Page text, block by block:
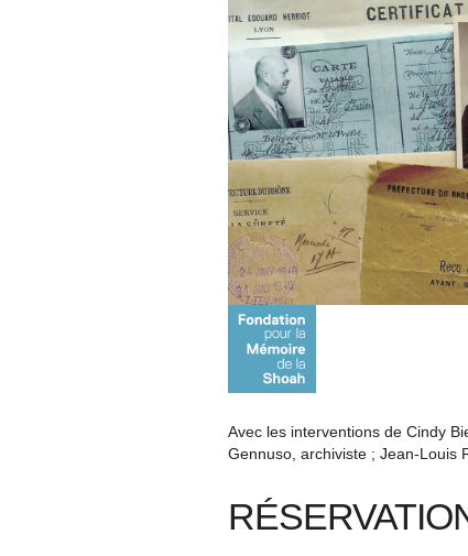
Avec les interventions de Cindy
Gennuso, archiviste ; Jean-Louis